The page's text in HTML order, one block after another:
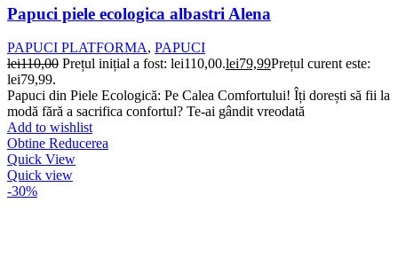
Papuci piele ecologica albastri Alena
PAPUCI PLATFORMA, PAPUCI
lei110,00 Prețul inițial a fost: lei110,00.lei79,99Prețul curent este:
lei79,99.
Papuci din Piele Ecologică: Pe Calea Comfortului! Îți dorești să fii la
modă fără a sacrifica confortul? Te-ai gândit vreodată
Add to wishlist
Obtine Reducerea
Quick View
Quick view
-30%